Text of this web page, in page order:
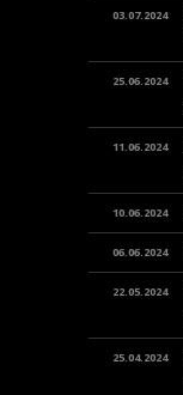
03.07.2024
25.06.2024
11.06.2024
10.06.2024
06.06.2024
22.05.2024
25.04.2024